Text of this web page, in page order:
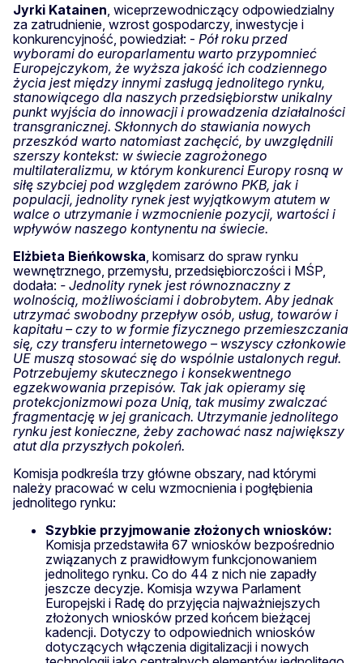
Jyrki Katainen , wiceprzewodniczący odpowiedzialny
za zatrudnienie, wzrost gospodarczy, inwestycje i
konkurencyjność, powiedział: - Pół roku przed
wyborami do europarlamentu warto przypomnieć
Europejczykom, że wyższa jakość ich codziennego
życia jest między innymi zasługą jednolitego rynku,
stanowiącego dla naszych przedsiębiorstw unikalny
punkt wyjścia do innowacji i prowadzenia działalności
transgranicznej. Skłonnych do stawiania nowych
przeszkód warto natomiast zachęcić, by uwzględnili
szerszy kontekst: w świecie zagrożonego
multilateralizmu, w którym konkurenci Europy rosną w
siłę szybciej pod względem zarówno PKB, jak i
populacji, jednolity rynek jest wyjątkowym atutem w
walce o utrzymanie i wzmocnienie pozycji, wartości i
wpływów naszego kontynentu na świecie.
Elżbieta Bieńkowska , komisarz do spraw rynku
wewnętrznego, przemysłu, przedsiębiorczości i MŚP,
dodała: - Jednolity rynek jest równoznaczny z
wolnością, możliwościami i dobrobytem. Aby jednak
utrzymać swobodny przepływ osób, usług, towarów i
kapitału – czy to w formie fizycznego przemieszczania
się, czy transferu internetowego – wszyscy członkowie
UE muszą stosować się do wspólnie ustalonych reguł.
Potrzebujemy skutecznego i konsekwentnego
egzekwowania przepisów. Tak jak opieramy się
protekcjonizmowi poza Unią, tak musimy zwalczać
fragmentację w jej granicach. Utrzymanie jednolitego
rynku jest konieczne, żeby zachować nasz największy
atut dla przyszłych pokoleń.
Komisja podkreśla trzy główne obszary, nad którymi
należy pracować w celu wzmocnienia i pogłębienia
jednolitego rynku:
Szybkie przyjmowanie złożonych wniosków:
Komisja przedstawiła 67 wniosków bezpośrednio
związanych z prawidłowym funkcjonowaniem
jednolitego rynku. Co do 44 z nich nie zapadły
jeszcze decyzje. Komisja wzywa Parlament
Europejski i Radę do przyjęcia najważniejszych
złożonych wniosków przed końcem bieżącej
kadencji. Dotyczy to odpowiednich wniosków
dotyczących włączenia digitalizacji i nowych